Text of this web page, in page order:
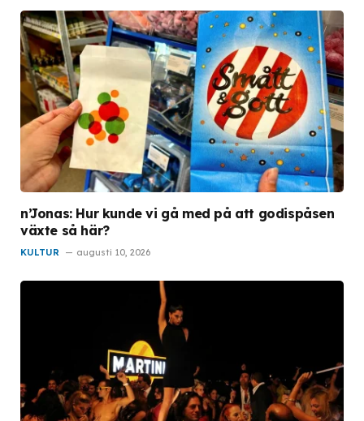
n’Jonas: Hur kunde vi gå med på att godispåsen
växte så här?
KULTUR augusti 10, 2026